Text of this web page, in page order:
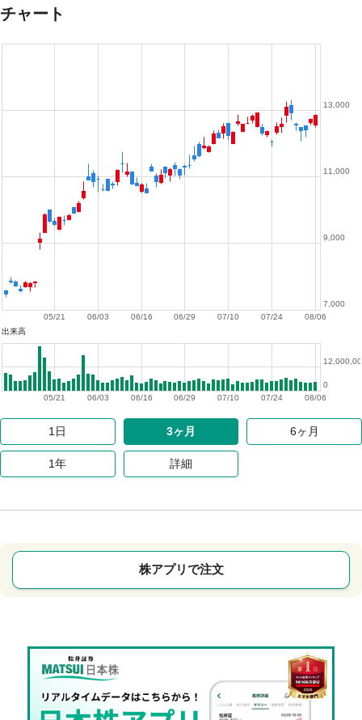
チャート
08/06
07/24
07/10
06/29
06/16
06/03
05/21
7,000
9,000
11,000
13,000
出来高
08/06
07/24
07/10
06/29
06/16
06/03
05/21
0
1日 3ヶ月 6ヶ月
1年 詳細
株アプリで注文